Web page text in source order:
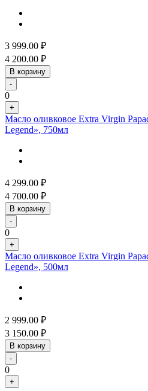
3 999.00 ₽
4 200.00 ₽
В корзину
-
0
+
Масло оливковое Extra Virgin
Legend», 750мл
4 299.00 ₽
4 700.00 ₽
В корзину
-
0
+
Масло оливковое Extra Virgin
Legend», 500мл
2 999.00 ₽
3 150.00 ₽
В корзину
-
0
+